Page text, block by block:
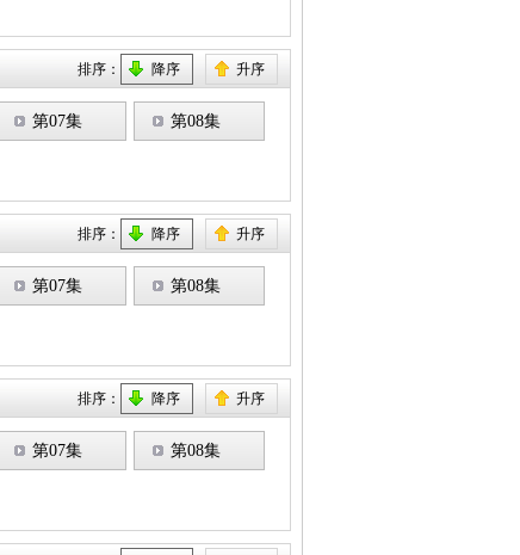
排序： 降序 升序
第07集 第08集
排序： 降序 升序
第07集 第08集
排序： 降序 升序
第07集 第08集